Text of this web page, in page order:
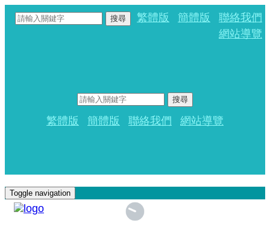
搜尋 繁體版 簡體版
聯絡我們
網站導覽
搜尋
繁體版 簡體版 聯絡我們 網站導覽
Toggle navigation